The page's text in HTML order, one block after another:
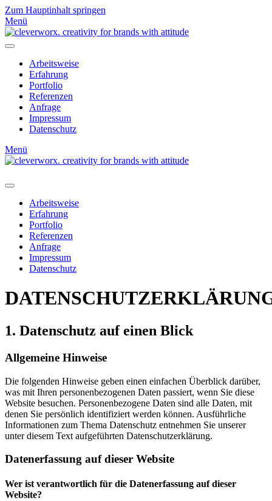
Zum Hauptinhalt springen
Menü
Arbeitsweise
Erfahrung
Portfolio
Referenzen
Anfrage
Impressum
Datenschutz
Menü
Arbeitsweise
Erfahrung
Portfolio
Referenzen
Anfrage
Impressum
Datenschutz
1. Datenschutz auf einen Blick
Allgemeine Hinweise
Die folgenden Hinweise geben einen einfachen Überblick darüber,
was mit Ihren personenbezogenen Daten passiert, wenn Sie diese
Website besuchen. Personenbezogene Daten sind alle Daten, mit
denen Sie persönlich identifiziert werden können. Ausführliche
Informationen zum Thema Datenschutz entnehmen Sie unserer
unter diesem Text aufgeführten Datenschutzerklärung.
Datenerfassung auf dieser Website
Wer ist verantwortlich für die Datenerfassung auf dieser
Website?